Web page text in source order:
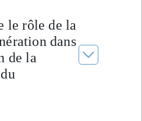
le rôle de la
dans
de la